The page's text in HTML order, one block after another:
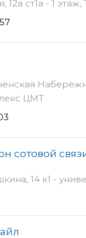
12а ст1а - 1
ЦМТ
сотовой
14 к1 -